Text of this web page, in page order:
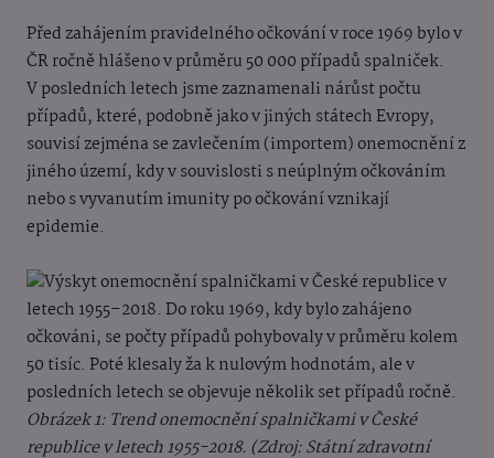
Před zahájením pravidelného očkování v roce 1969 bylo v
ČR ročně hlášeno v průměru 50 000 případů spalniček.
V posledních letech jsme zaznamenali nárůst počtu
případů, které, podobně jako v jiných státech Evropy,
souvisí zejména se zavlečením (importem) onemocnění z
jiného území, kdy v souvislosti s neúplným očkováním
nebo s vyvanutím imunity po očkování vznikají
epidemie.
Obrázek 1: Trend onemocnění spalničkami v České
republice v letech 1955-2018. (Zdroj: Státní zdravotní